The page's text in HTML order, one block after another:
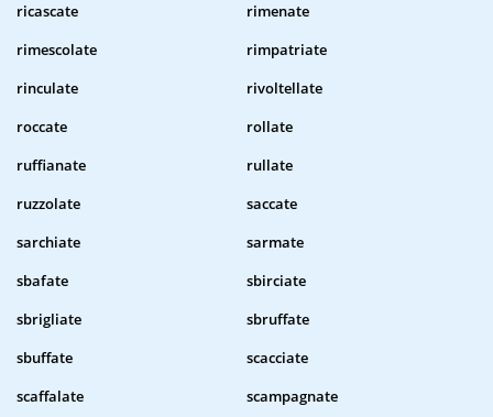
ricascate
rimenate
rimescolate
rimpatriate
rinculate
rivoltellate
roccate
rollate
ruffianate
rullate
ruzzolate
saccate
sarchiate
sarmate
sbafate
sbirciate
sbrigliate
sbruffate
sbuffate
scacciate
scaffalate
scampagnate